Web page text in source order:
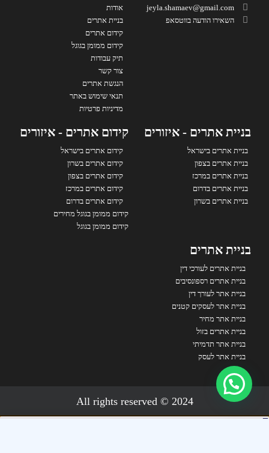
jeyla.shamaev@gmail.com
השאירו הודעה בווטסאפ
אודות
בניית אתרים
קידום אתרים
קידום ממומן בגוגל
תיק עבודות
צור קשר
הנגשת אתרים
תנאי שימוש באתר
מדיניות פרטיות
בניית אתרים - איזורים
בניית אתרים בישראל
בניית אתרים בצפון
בניית אתרים במרכז
בניית אתרים בדרום
בניית אתרים בשרון
קידום אתרים - איזורים
קידום אתרים בישראל
קידום אתרים בשרון
קידום אתרים בצפון
קידום אתרים במרכז
קידום אתרים בדרום
קידום ממומן בגוגל מחירים
קידום ממומן בגוגל
בניית אתרים
בניית אתרים לעורכי דין
בניית אתרים רספונסיבים
בניית אתר לעורך דין
בניית אתר לעסקים קטנים
בניית אתר מחיר
בניית אתרים בזול
בניית אתר תדמיתי
בניית אתר לעסק
2024 © All rights reserved